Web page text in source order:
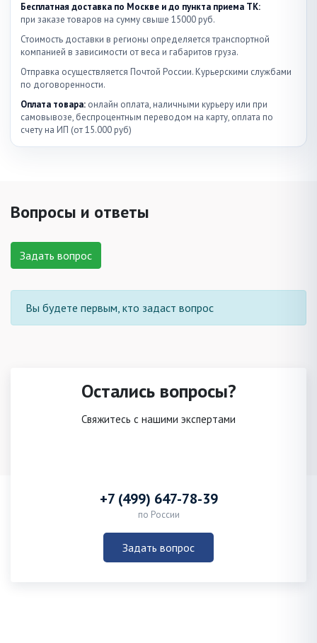
Бесплатная доставка по Москве и до пункта приема ТК:
при заказе товаров на сумму свыше 15000 руб.
Стоимость доставки в регионы определяется транспортной
компанией в зависимости от веса и габаритов груза.
Отправка осуществляется Почтой России. Курьерскими службами
по договоренности.
Оплата товара: онлайн оплата, наличными курьеру или при
самовывозе, беспроцентным переводом на карту, оплата по
счету на ИП (от 15.000 руб)
Вопросы и ответы
Задать вопрос
Вы будете первым, кто задаст вопрос
Остались вопросы?
Свяжитесь с нашими экспертами
+7 (499) 647-78-39
по России
Задать вопрос